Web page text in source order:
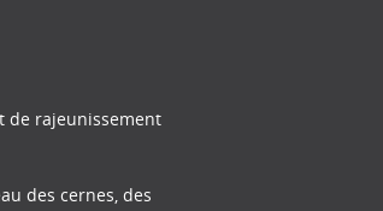
de rajeunissement
des cernes, des